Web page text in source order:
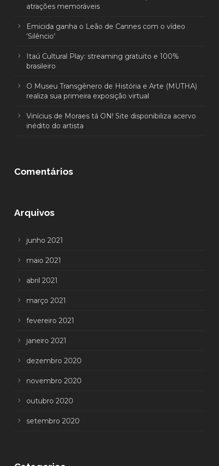
atrações memoráveis
Emicida ganha o Leão de Cannes com o vídeo
‘Silêncio’
Itaú Cultural Play: streaming gratuito e 100%
brasileiro
O Museu Transgênero de História e Arte (MUTHA)
realiza sua primeira exposição virtual
Vinícius de Moraes tá ON! Site disponibiliza acervo
inédito do artista
Comentários
Arquivos
junho 2021
maio 2021
abril 2021
março 2021
fevereiro 2021
janeiro 2021
dezembro 2020
novembro 2020
outubro 2020
setembro 2020